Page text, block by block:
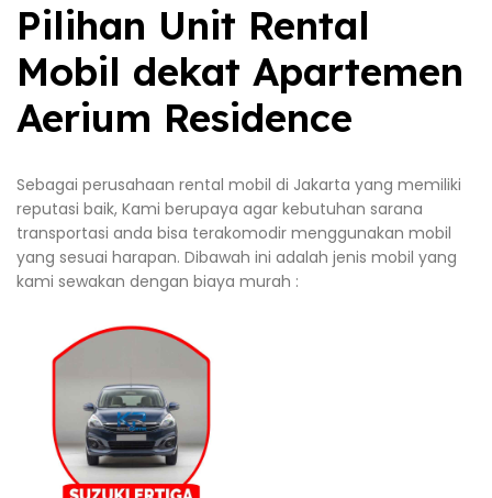
Pilihan Unit Rental
Mobil dekat Apartemen
Aerium Residence
Sebagai perusahaan rental mobil di Jakarta yang memiliki
reputasi baik, Kami berupaya agar kebutuhan sarana
transportasi anda bisa terakomodir menggunakan mobil
yang sesuai harapan. Dibawah ini adalah jenis mobil yang
kami sewakan dengan biaya murah :